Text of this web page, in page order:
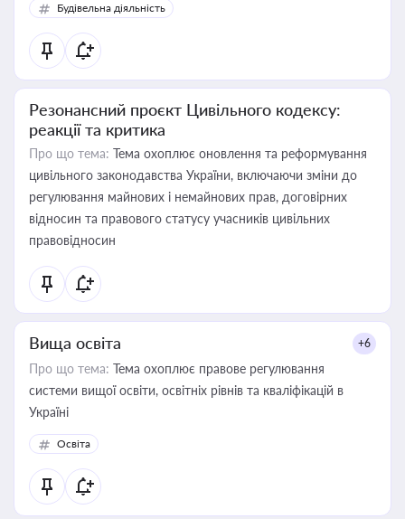
Будівельна діяльність
Резонансний проєкт Цивільного кодексу:
реакції та критика
Про що тема: Тема охоплює оновлення та реформування
цивільного законодавства України, включаючи зміни до
регулювання майнових і немайнових прав, договірних
відносин та правового статусу учасників цивільних
правовідносин
Вища освіта +6
Про що тема: Тема охоплює правове регулювання
системи вищої освіти, освітніх рівнів та кваліфікацій в
Україні
Освіта